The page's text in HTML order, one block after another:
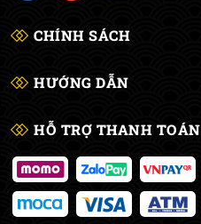
CHÍNH SÁCH
HƯỚNG DẪN
HỖ TRỢ THANH TOÁN